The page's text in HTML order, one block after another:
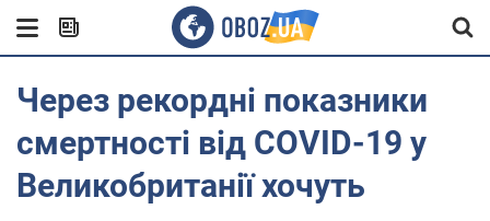
Через рекордні показники
смертності від COVID-19 у
Великобританії хочуть